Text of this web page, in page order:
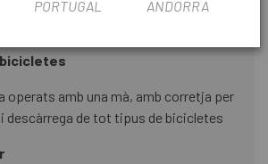
operats amb una mà, amb corretja per
descàrrega de tot tipus de bicicletes
PORTUGAL ANDORRA